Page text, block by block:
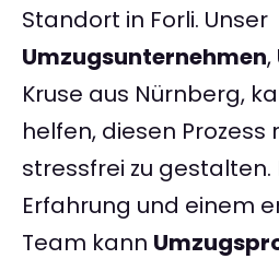
Standort in Forli. Unser
Umzugsunternehmen,
Kruse aus Nürnberg,
helfen, diesen Prozess
stressfrei zu
Erfahrung und einem
Team kann